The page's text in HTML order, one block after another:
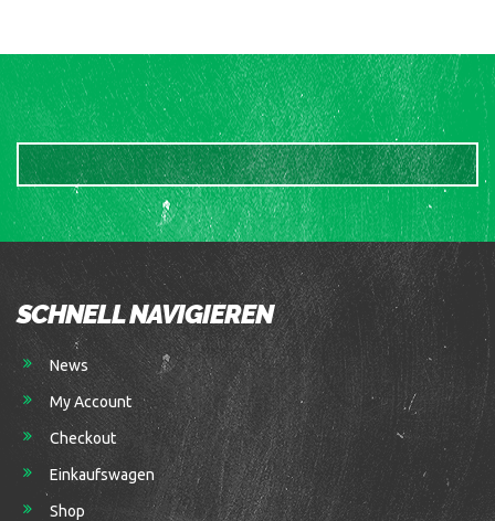
SCHNELL NAVIGIEREN
News
My Account
Checkout
Einkaufswagen
Shop